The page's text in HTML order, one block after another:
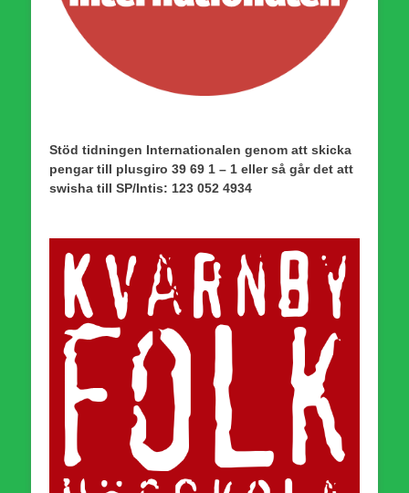
Stöd tidningen Internationalen genom att skicka
pengar till plusgiro 39 69 1 – 1 eller så går det att
swisha till SP/Intis: 123 052 4934